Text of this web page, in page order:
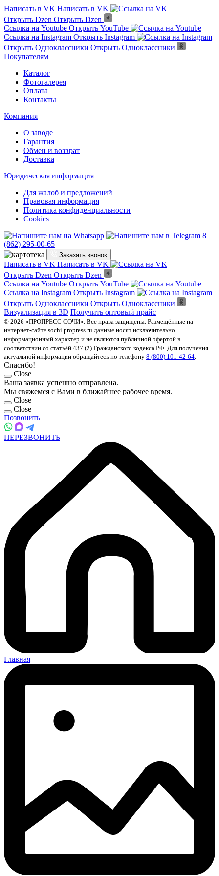
Написать в VK Написать в VK
Открыть Dzen Открыть Dzen
Ссылка на Youtube Открыть YouTube
Ссылка на Instagram Открыть Instagram
Открыть Одноклассники Открыть Одноклассники
Покупателям
Каталог
Фотогалерея
Оплата
Контакты
Компания
О заводе
Гарантия
Обмен и возврат
Доставка
Юридическая информация
Для жалоб и предложений
Правовая информация
Политика конфиденциальности
Cookies
8
(862) 295-00-65
Заказать звонок
Написать в VK Написать в VK
Открыть Dzen Открыть Dzen
Ссылка на Youtube Открыть YouTube
Ссылка на Instagram Открыть Instagram
Открыть Одноклассники Открыть Одноклассники
Визуализация в 3D Получить оптовый прайс
© 2026 «ПРОПРЕСС СОЧИ». Все права защищены. Размещённые на
интернет-сайте sochi.propress.ru данные носят исключительно
информационный характер и не являются публичной офертой в
соответствии со статьёй 437 (2) Гражданского кодекса РФ. Для получения
актуальной информации обращайтесь по телефону 8 (800) 101-42-64.
Спасибо!
Close
Ваша заявка успешно отправлена.
Мы свяжемся с Вами в ближайшее рабочее время.
Close
Close
Позвонить
ПЕРЕЗВОНИТЬ
Главная